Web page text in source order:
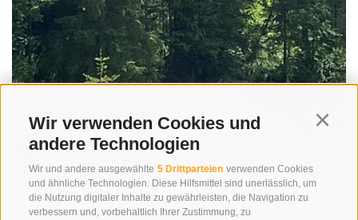
Wir verwenden Cookies und
andere Technologien
Wir und andere ausgewählte 5 Drittparteien verwenden Cookies
und ähnliche Technologien. Diese Hilfsmittel sind unerlässlich, um
die Nutzung digitaler Inhalte zu gewährleisten, die Navigation zu
verbessern und, vorbehaltlich Ihrer Zustimmung, zu